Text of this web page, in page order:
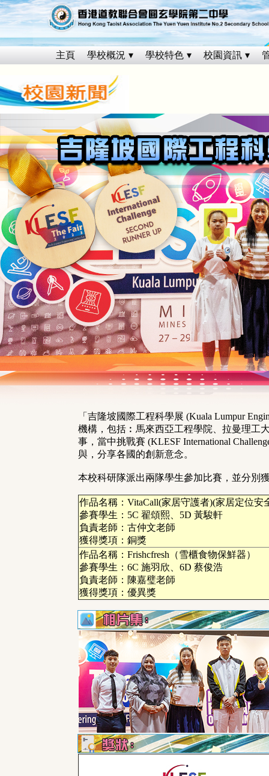
主頁 學校概況 學校特色 校園資訊
「吉隆坡國際工程科學展 (Kuala Lumpur
機構，包括︰馬來西亞工程學院、拉曼理工
事，當中挑戰賽 (KLESF International
與，分享各國的創新意念。
本校科研隊派出兩隊學生參加比賽，並分別
作品名稱：VitaCall(家居守護者)(家居定位安
參賽學生：5C 翟頌熙、5D 黃駿軒
負責老師：古仲文老師
獲得獎項：銅獎
作品名稱：Frishcfresh（雪櫃食物保鮮器）
參賽學生：6C 施羽欣、6D 蔡俊浩
負責老師：陳嘉璧老師
獲得獎項：優異獎